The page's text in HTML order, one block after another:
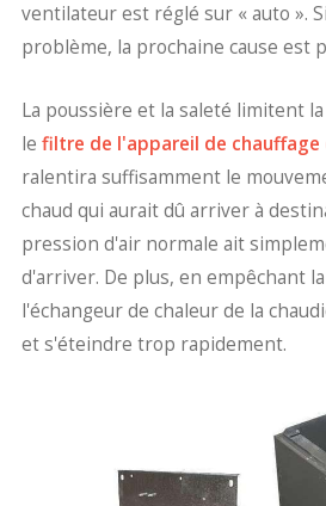
ventilateur est réglé sur « auto ».
problème, la prochaine cause est
La poussière et la saleté limitent
le filtre de l'appareil de
ralentira suffisamment le
chaud qui aurait dû arriver à
pression d'air normale ait
d'arriver. De plus, en empêchant
l'échangeur de chaleur de la
et s'éteindre trop rapidement.